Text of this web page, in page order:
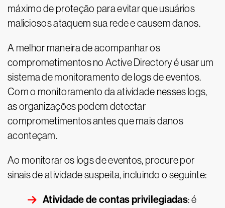
máximo de proteção para evitar que usuários
maliciosos ataquem sua rede e causem danos.
A melhor maneira de acompanhar os
comprometimentos no Active Directory é usar um
sistema de monitoramento de logs de eventos.
Com o monitoramento da atividade nesses logs,
as organizações podem detectar
comprometimentos antes que mais danos
aconteçam.
Ao monitorar os logs de eventos, procure por
sinais de atividade suspeita, incluindo o seguinte:
Atividade de contas privilegiadas: é